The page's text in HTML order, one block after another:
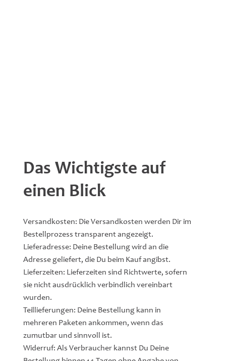
Das Wichtigste auf
einen Blick
Versandkosten: Die Versandkosten werden Dir im
Bestellprozess transparent angezeigt.
Lieferadresse: Deine Bestellung wird an die
Adresse geliefert, die Du beim Kauf angibst.
Lieferzeiten: Lieferzeiten sind Richtwerte, sofern
sie nicht ausdrücklich verbindlich vereinbart
wurden.
Teillieferungen: Deine Bestellung kann in
mehreren Paketen ankommen, wenn das
zumutbar und sinnvoll ist.
Widerruf: Als Verbraucher kannst Du Deine